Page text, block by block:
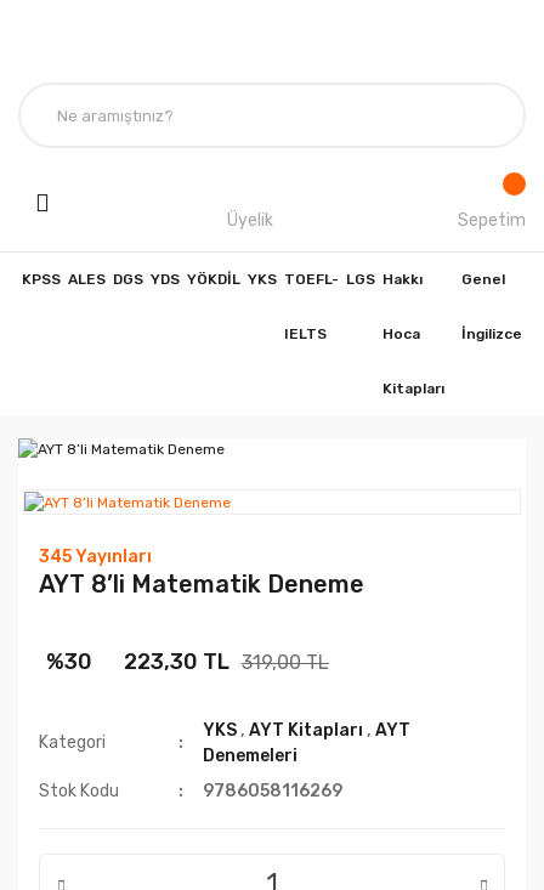
Üyelik Sepetim
KPSS ALES DGS YDS YÖKDİL YKS TOEFL-
IELTS
LGS Hakkı
Hoca
Kitapları
Genel
İngilizce
345 Yayınları
AYT 8’li Matematik Deneme
%30 223,30 TL 319,00 TL
Kategori
YKS,AYT Kitapları ,AYT
Denemeleri
Stok Kodu
9786058116269